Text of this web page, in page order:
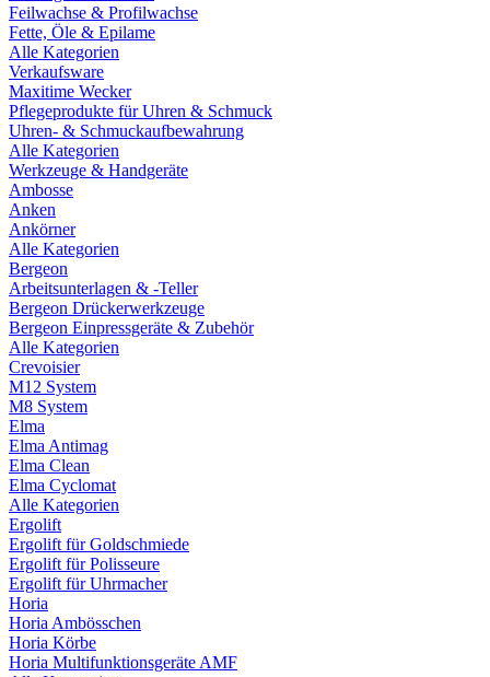
Feilwachse & Profilwachse
Fette, Öle & Epilame
Alle Kategorien
Verkaufsware
Maxitime Wecker
Pflegeprodukte für Uhren & Schmuck
Uhren- & Schmuckaufbewahrung
Alle Kategorien
Werkzeuge & Handgeräte
Ambosse
Anken
Ankörner
Alle Kategorien
Bergeon
Arbeitsunterlagen & -Teller
Bergeon Drückerwerkzeuge
Bergeon Einpressgeräte & Zubehör
Alle Kategorien
Crevoisier
M12 System
M8 System
Elma
Elma Antimag
Elma Clean
Elma Cyclomat
Alle Kategorien
Ergolift
Ergolift für Goldschmiede
Ergolift für Polisseure
Ergolift für Uhrmacher
Horia
Horia Ambösschen
Horia Körbe
Horia Multifunktionsgeräte AMF